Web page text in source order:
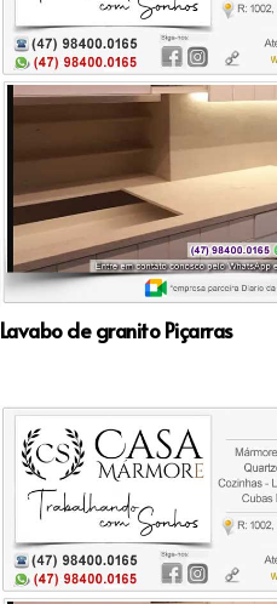
Lavabo de granito Piçarras